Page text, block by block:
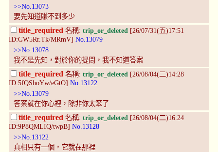
>>No.13073
要先知道賺不到多少
title_required 名稱: trip_or_deleted [26/07/31(五)17:51
ID:GW5Rr.Tk/MRmV] No.13079
>>No.13078
我不是先知，對於你的提問，我不知道答案
title_required 名稱: trip_or_deleted [26/08/04(二)14:28
ID:5fQShoYw/eGtO] No.13122
>>No.13079
答案就在你心裡，除非你太笨了
title_required 名稱: trip_or_deleted [26/08/04(二)16:24
ID:9P8QMLIQ/twpB] No.13128
>>No.13122
真相只有一個，它就在那裡